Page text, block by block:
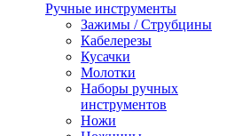
Ручные инструменты
Зажимы / Струбцины
Кабелерезы
Кусачки
Молотки
Наборы ручных
инструментов
Ножи